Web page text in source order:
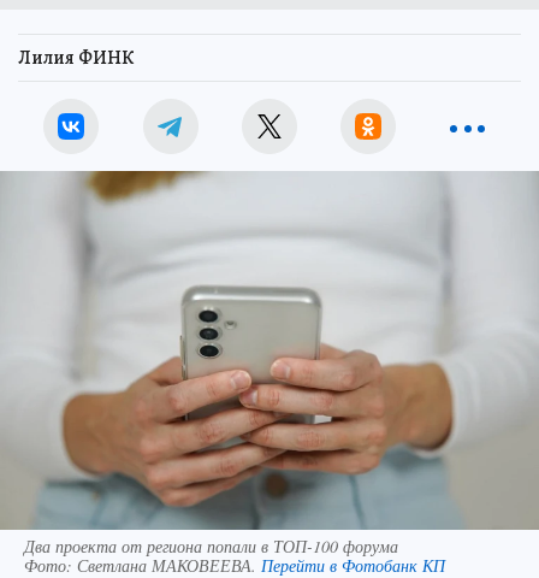
Лилия ФИНК
Два проекта от региона попали в ТОП-100 форума
Фото: Светлана МАКОВЕЕВА. Перейти в Фотобанк КП